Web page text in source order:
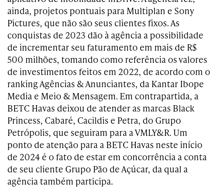
ainda, projetos pontuais para Multiplan e Sony
Pictures, que não são seus clientes fixos. As
conquistas de 2023 dão à agência a possibilidade
de incrementar seu faturamento em mais de R$
500 milhões, tomando como referência os valores
de investimentos feitos em 2022, de acordo com o
ranking Agências & Anunciantes, da Kantar Ibope
Media e Meio & Mensagem. Em contrapartida, a
BETC Havas deixou de atender as marcas Black
Princess, Cabaré, Cacildis e Petra, do Grupo
Petrópolis, que seguiram para a VMLY&R. Um
ponto de atenção para a BETC Havas neste início
de 2024 é o fato de estar em concorrência a conta
de seu cliente Grupo Pão de Açúcar, da qual a
agência também participa.